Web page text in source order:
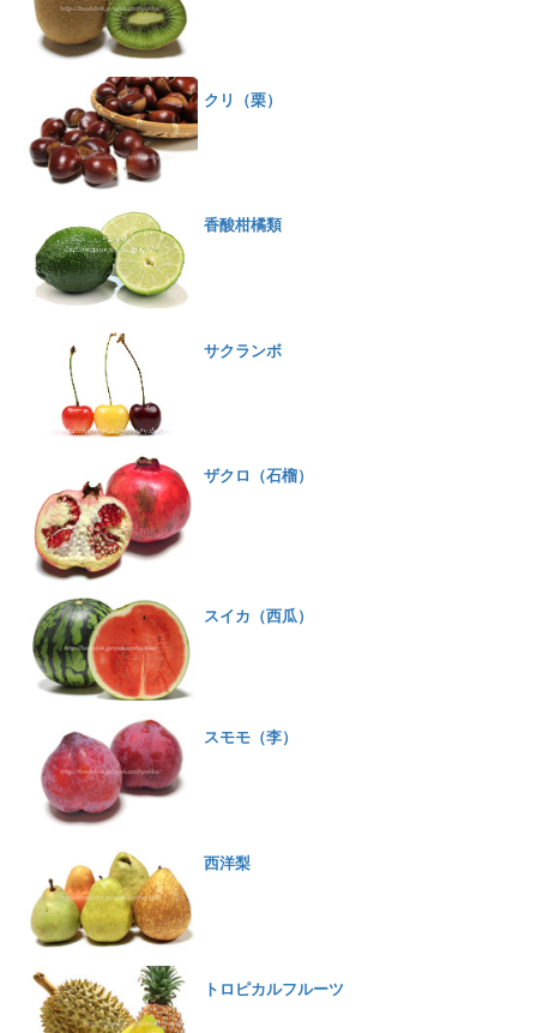
クリ（栗）
香酸柑橘類
サクランボ
ザクロ（石榴）
スイカ（西瓜）
スモモ（李）
西洋梨
トロピカルフルーツ